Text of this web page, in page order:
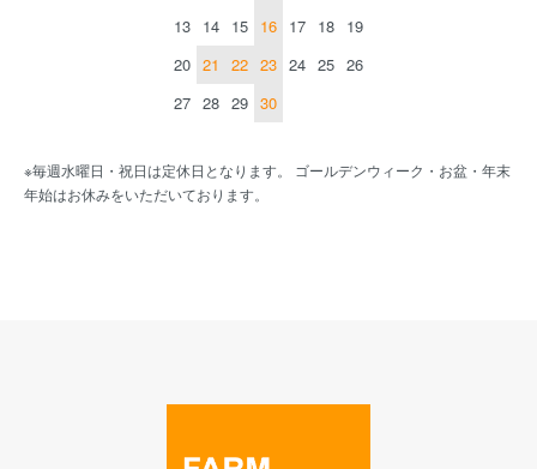
13 14 15 16 17 18 19
20 21 22 23 24 25 26
27 28 29 30
※毎週水曜日・祝日は定休日となります。 ゴールデンウィーク・お盆・年末
年始はお休みをいただいております。